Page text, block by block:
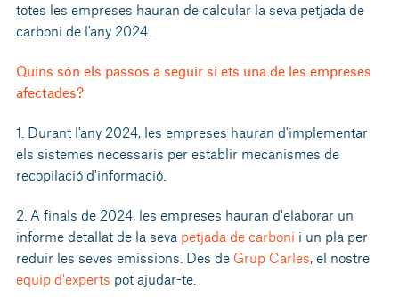
totes les empreses hauran de calcular la seva petjada de
carboni de l'any 2024.
Quins són els passos a seguir si ets una de les empreses
afectades?
1. Durant l'any 2024, les empreses hauran d'implementar
els sistemes necessaris per establir mecanismes de
recopilació d'informació.
2. A finals de 2024, les empreses hauran d'elaborar un
informe detallat de la seva petjada de carboni i un pla per
reduir les seves emissions. Des de Grup Carles, el nostre
equip d'experts pot ajudar-te.